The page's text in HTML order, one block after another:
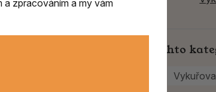
Najdete v těchto
a zpracováním a my vám